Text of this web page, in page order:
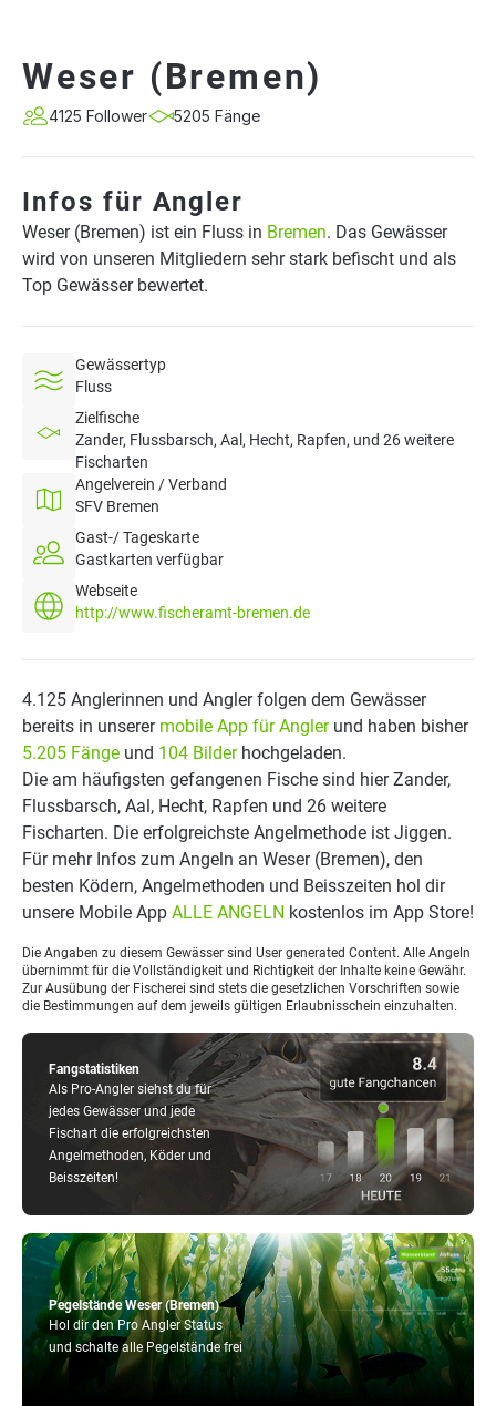
Weser (Bremen)
4125 Follower 5205 Fänge
Infos für Angler
Weser (Bremen) ist ein Fluss in Bremen. Das Gewässer
wird von unseren Mitgliedern sehr stark befischt und als
Top Gewässer bewertet.
Gewässertyp
Fluss
Zielfische
Zander, Flussbarsch, Aal, Hecht, Rapfen, und 26 weitere
Fischarten
Angelverein / Verband
SFV Bremen
Gast-/ Tageskarte
Gastkarten verfügbar
Webseite
http://www.fischeramt-bremen.de
Pegelstände Weser (Bremen)
Hol dir den Pro Angler Status
und schalte alle Pegelstände frei
Fangstatistiken
Als Pro-Angler siehst du für
jedes Gewässer und jede
Fischart die erfolgreichsten
Angelmethoden, Köder und
Beisszeiten!
4.125 Anglerinnen und Angler folgen dem Gewässer
bereits in unserer mobile App für Anglerund haben bisher
5.205 Fänge und 104 Bilderhochgeladen.
Die am häufigsten gefangenen Fische sind hier Zander,
Flussbarsch, Aal, Hecht, Rapfen und 26 weitere
Fischarten. Die erfolgreichste Angelmethode ist Jiggen.
Für mehr Infos zum Angeln an Weser (Bremen), den
besten Ködern, Angelmethoden und Beisszeiten hol dir
unsere Mobile App ALLE ANGELN kostenlos im App Store!
Die Angaben zu diesem Gewässer sind User generated Content. Alle Angeln
übernimmt für die Vollständigkeit und Richtigkeit der Inhalte keine Gewähr.
Zur Ausübung der Fischerei sind stets die gesetzlichen Vorschriften sowie
die Bestimmungen auf dem jeweils gültigen Erlaubnisschein einzuhalten.